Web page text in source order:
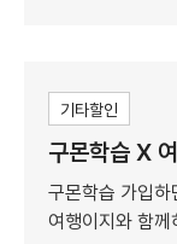
기타할인
구몬학습 X
구몬학습 가입
여행이지와 함께